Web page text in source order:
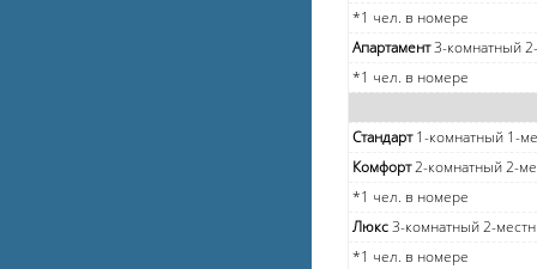
*1 чел. в номере
Апартамент3-комнатный
*1 чел. в номере
Стандарт1-комнатный 1-
Комфорт2-комнатный 2-
*1 чел. в номере
Люкс3-комнатный 2-
*1 чел. в номере